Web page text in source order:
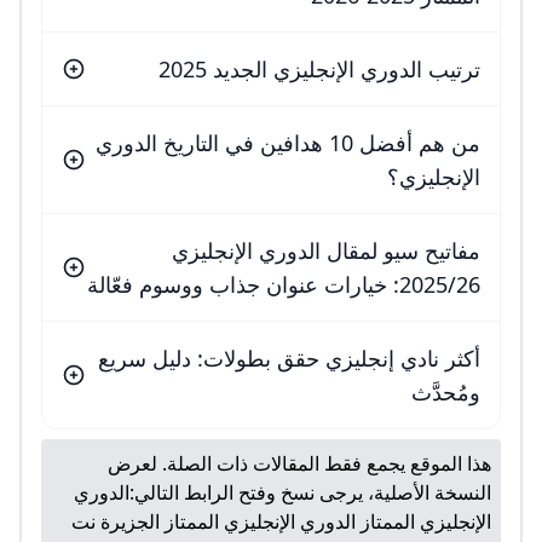
ترتيب الدوري الإنجليزي الجديد 2025
من هم أفضل 10 هدافين في التاريخ الدوري
الإنجليزي؟
مفاتيح سيو لمقال الدوري الإنجليزي
2025/26: خيارات عنوان جذاب ووسوم فعّالة
أكثر نادي إنجليزي حقق بطولات: دليل سريع
ومُحدَّث
هذا الموقع يجمع فقط المقالات ذات الصلة. لعرض
النسخة الأصلية، يرجى نسخ وفتح الرابط التالي:الدوري
الإنجليزي الممتاز الدوري الإنجليزي الممتاز الجزيرة نت